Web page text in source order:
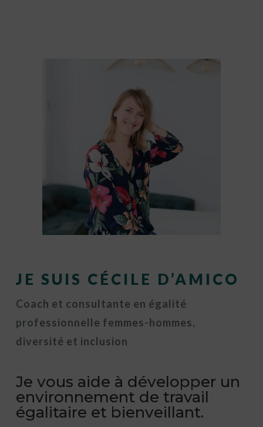
JE SUIS CÉCILE D’AMICO
Coach et consultante en égalité
professionnelle femmes-hommes,
diversité et inclusion
Je vous aide à développer un
environnement de travail
égalitaire et bienveillant.